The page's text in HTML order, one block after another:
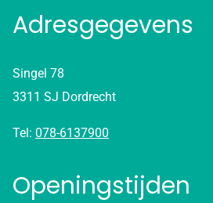
Adresgegevens
Singel 78
3311 SJ Dordrecht
Tel: 078-6137900
Openingstijden